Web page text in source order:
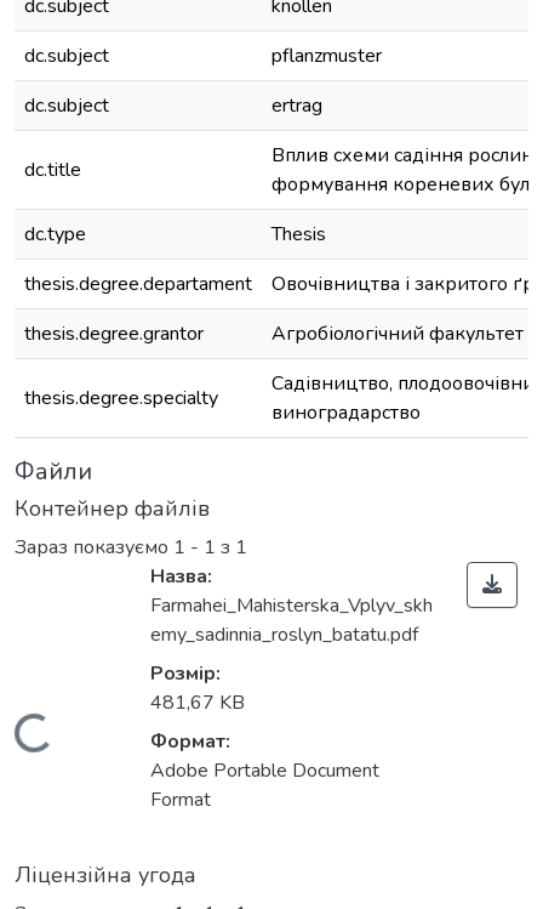
dc.subject
knollen
dc.subject
pflanzmuster
dc.subject
ertrag
dc.title
Вплив схеми садіння рослин
формування кореневих
dc.type
Thesis
thesis.degree.departament
Овочівництва і закритого
thesis.degree.grantor
Агробіологічний факультет
thesis.degree.specialty
Садівництво,
виноградарство
Файли
Контейнер файлів
Зараз показуємо 1 - 1 з 1
Вантажиться...
Назва:
Farmahei_Mahisterska_Vplyv_skh
emy_sadinnia_roslyn_batatu.pdf
Розмір:
481,67 KB
Формат:
Adobe Portable Document
Format
Ліцензійна угода